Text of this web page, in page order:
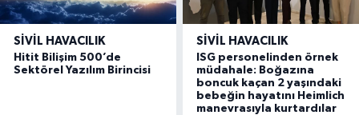
SIVIL HAVACILIK
Hitit Bilişim 500’de
Sektörel Yazılım Birincisi
SIVIL HAVACILIK
ISG personelinden örnek
müdahale: Boğazına
boncuk kaçan 2 yaşındaki
bebeğin hayatını Heimlich
manevrasıyla kurtardılar